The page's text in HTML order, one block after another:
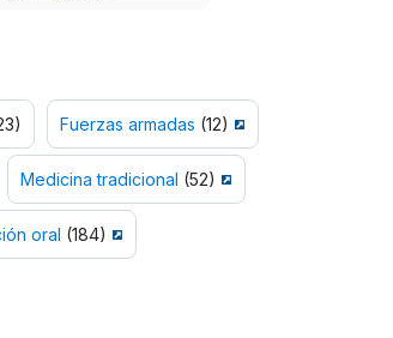
Fuerzas armadas (12)
Medicina tradicional (52)
oral (184)